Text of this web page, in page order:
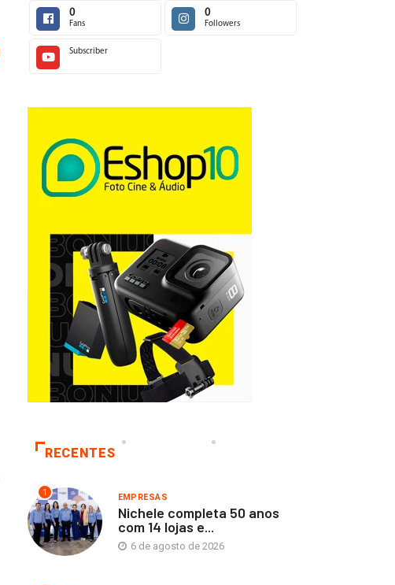
0
Fans
0
Followers
Subscriber
RECENTES
1 EMPRESAS
Nichele completa 50 anos
com 14 lojas e...
6 de agosto de 2026